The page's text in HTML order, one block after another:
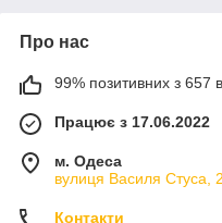
інтернет-магазині
виготовляються з різних
металевими конструкціями
поліпропіленові труби та
поліпропіленові вироби
Про нас
99% позитивних з 657
Працює з 17.06.2022
м. Одеса
вулиця Василя Стуса,
Контакти